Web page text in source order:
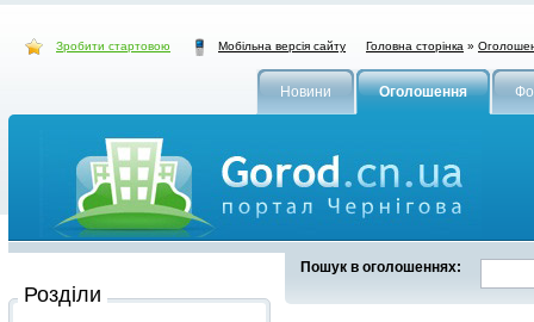
Зробити стартовою Мобільна версія сайту Головна сторінка »
Новини Оголошення
Пошук в оголошеннях:
Розділи